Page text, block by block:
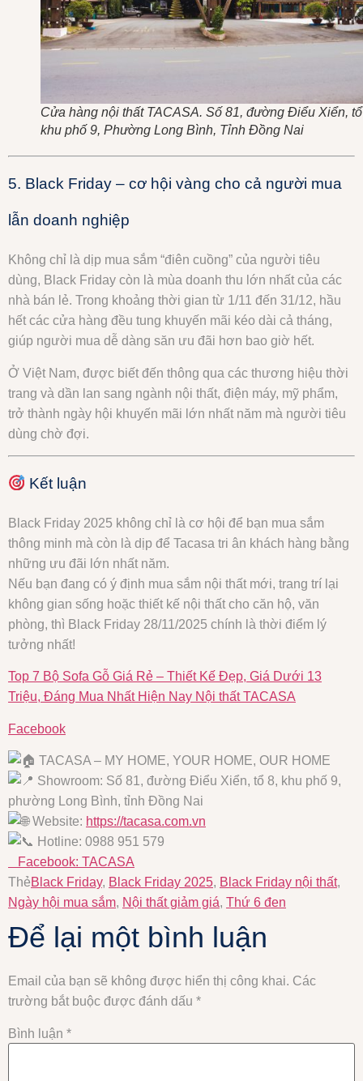
Cửa hàng nội thất TACASA. Số 81, đường Điểu Xiển,
khu phố 9, Phường Long Bình, Tỉnh Đồng Nai
5. Black Friday – cơ hội vàng cho cả người mua
lẫn doanh nghiệp
Không chỉ là dịp mua sắm “điên cuồng” của người tiêu
dùng, Black Friday còn là mùa doanh thu lớn nhất của các
nhà bán lẻ. Trong khoảng thời gian từ 1/11 đến 31/12, hầu
hết các cửa hàng đều tung khuyến mãi kéo dài cả tháng,
giúp người mua dễ dàng săn ưu đãi hơn bao giờ hết.
Ở Việt Nam, được biết đến thông qua các thương hiệu thời
trang và dần lan sang ngành nội thất, điện máy, mỹ phẩm,
trở thành ngày hội khuyến mãi lớn nhất năm mà người tiêu
dùng chờ đợi.
Kết luận
Black Friday 2025 không chỉ là cơ hội để bạn mua sắm
thông minh mà còn là dịp để Tacasa tri ân khách hàng bằng
những ưu đãi lớn nhất năm.
Nếu bạn đang có ý định mua sắm nội thất mới, trang trí lại
không gian sống hoặc thiết kế nội thất cho căn hộ, văn
phòng, thì Black Friday 28/11/2025 chính là thời điểm lý
tưởng nhất!
Top 7 Bộ Sofa Gỗ Giá Rẻ – Thiết Kế Đẹp, Giá Dưới 13
Triệu, Đáng Mua Nhất Hiện Nay Nội thất TACASA
Facebook
TACASA – MY HOME, YOUR HOME, OUR HOME
Showroom: Số 81, đường Điểu Xiển, tổ 8, khu phố 9,
phường Long Bình, tỉnh Đồng Nai
Website: https://tacasa.com.vn
Hotline: 0988 951 579
Facebook: TACASA
ThẻBlack Friday, Black Friday 2025, Black Friday nội thất,
Ngày hội mua sắm, Nội thất giảm giá, Thứ 6 đen
Để lại một bình luận
Email của bạn sẽ không được hiển thị công khai. Các
trường bắt buộc được đánh dấu *
Bình luận *